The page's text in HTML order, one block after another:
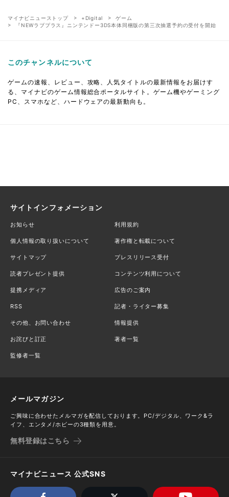
マイナビニューストップ +Digital
ゲーム
『NEWラブプラス』ニンテンドー3DS本体同梱版の第三次抽選予約の受付を開始
このチャンネルについて
ゲームの速報、レビュー、攻略、人気タイトルの最新情報をお届けす
る、マイナビのゲーム情報総合ポータルサイト。ゲーム機やゲーミング
PC、スマホなど、ハードウェアの最新動向も。
サイトインフォメーション
お知らせ 利用規約
個人情報の取り扱いについて 著作権と転載について
サイトマップ プレスリリース受付
読者プレゼント提供 コンテンツ利用について
提携メディア 広告のご案内
RSS 記者・ライター募集
その他、お問い合わせ 情報提供
お詫びと訂正 著者一覧
監修者一覧
メールマガジン
ご興味に合わせたメルマガを配信しております。PC/デジタル、ワーク&ラ
イフ、エンタメ/ホビーの3種類を用意。
無料登録はこちら
マイナビニュース 公式SNS